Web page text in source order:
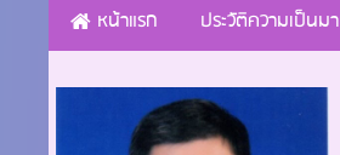
หน้าแรก ประวัติความเป็นมา